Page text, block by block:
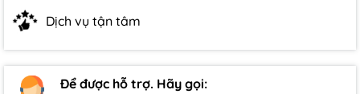
Dịch vụ tận tâm
Để được hỗ trợ. Hãy gọi: